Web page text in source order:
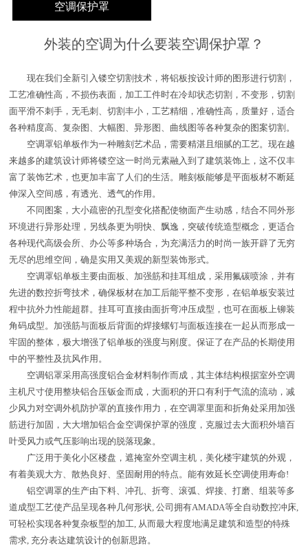
空调保护罩
外装的空调为什么要装空调保护罩？
现在我们全新引入镂空切割技术，将铝板按设计师的图形进行切割，
工艺准确性高，不损伤表面，加工工件时在冷却状态切割，不变形，切割
面平滑不刺手，无毛刺、切割丰小，工艺精细，准确性高，质量好，适合
各种精度高、复杂图、大幅图、异形图、曲线图等各种复杂的图案切割。
空调罩铝单板作为一种雕刻艺术品，需要精湛且细腻的工艺。现在越
来越多的建筑设计师将镂空这一时尚元素融入到了建筑装饰上，这不仅丰
富了装饰艺术，也更加丰富了人们的生活。雕刻板能够是平面板材不断延
伸深入空间感，有透光、透气的作用。
不同图案，大小疏密的孔型变化搭配使物面产生动感，结合不同外形
环境进行异形处理，另线条更为明快、飘逸，突破传统造型概念，更适合
各种现代高级会所、办公等多种场合，为充满活力的时尚一族开辟了无穷
无尽的思维空间，确是实用又美观的新型装饰形式。
空调罩铝单板主要由面板、加强筋和挂耳组成，采用氟碳喷涂，并有
先进的数控折弯技术，确保板材在加工后能平整不变形，在铝单板安装过
程中抗外力性能超群。挂耳可直接由面折弯冲压成型，也可在面板上铆装
角码成型。加强筋与面板后背面的焊接螺钉与面板连接在一起从而形成一
牢固的整体，极大增强了铝单板的强度与刚度。保证了在产品的长期使用
中的平整性及抗风作用。
空调铝罩采用高强度铝合金材料制作而成，其主体结构根据室外空调
主机尺寸使用整块铝合压钣金而成，大面积的开口有利于气流的流动，减
少风力对空调外机防护罩的直接作用力，在空调罩里面和折角处采用加强
筋进行加固，大大增加铝合金空调保护罩的强度，克服过去大面积外墙百
叶受风力或气压影响出现的脱落现象。
广泛用于美化小区楼盘，遮掩室外空调主机，美化楼宇建筑的外观，
有着美观大方、散热良好、坚固耐用的特点。能有效延长空调使用寿命!
铝空调罩的生产由下料、冲孔、折弯、滚弧、焊接、打磨、组装等多
道成型工艺使产品呈现各种几何形状, 公司拥有AMADA等全自动数控冲床,
可轻松实现各种复杂板型的加工, 从而最大程度地满足建筑和造型的特殊
需求, 充分表达建筑设计的创新思路。